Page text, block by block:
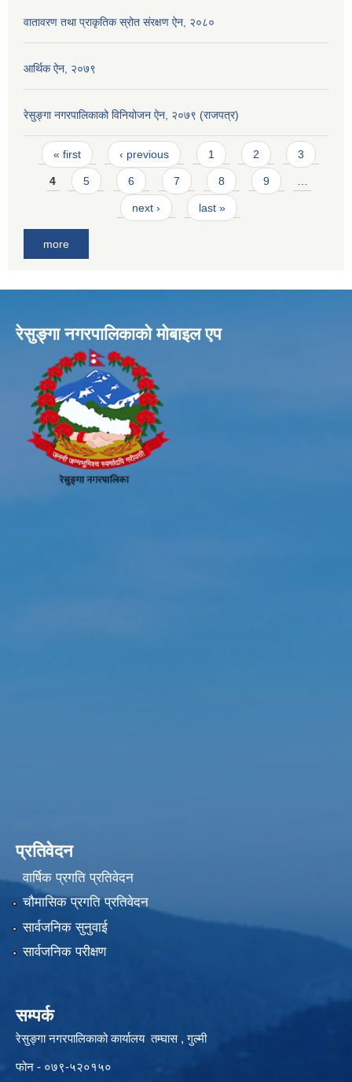
वातावरण तथा प्राकृतिक स्रोत संरक्षण ऐन, २०८०
आर्थिक ऐन, २०७९
रेसुङ्गा नगरपालिकाको विनियोजन ऐन, २०७९ (राजपत्र)
Pages
« first ‹ previous 1 2 3
4 5 6 7 8 9
next › last »
more
रेसुङ्गा नगरपालिकाकाे माेबाइल एप
प्रतिवेदन
वार्षिक प्रगति प्रतिवेदन
चौमासिक प्रगति प्रतिवेदन
सार्वजनिक सुनुवाई
सार्वजनिक परीक्षण
सम्पर्क
रेसुङ्गा नगरपालिकाको कार्यालय तम्घास , गुल्मी
फोन - ०७९-५२०१५०